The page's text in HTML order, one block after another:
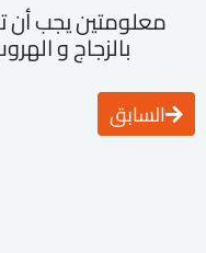
معلومتين يجب أن
بالزجاج و
السابق